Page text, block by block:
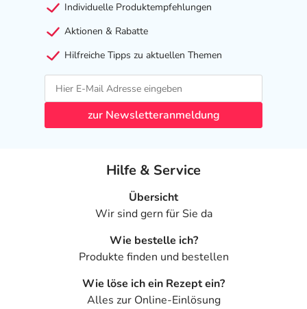
Individuelle Produktempfehlungen
Aktionen & Rabatte
Hilfreiche Tipps zu aktuellen Themen
zur Newsletteranmeldung
Hilfe & Service
Übersicht
Wir sind gern für Sie da
Wie bestelle ich?
Produkte finden und bestellen
Wie löse ich ein Rezept ein?
Alles zur Online-Einlösung